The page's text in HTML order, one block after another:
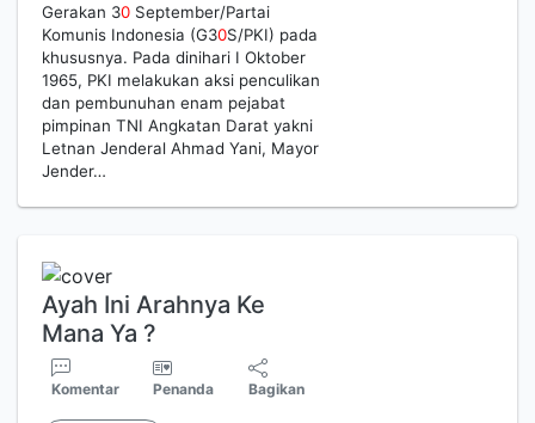
Gerakan 30 September/Partai
Komunis Indonesia (G30S/PKI) pada
khususnya. Pada dinihari I Oktober
1965, PKI melakukan aksi penculikan
dan pembunuhan enam pejabat
pimpinan TNI Angkatan Darat yakni
Letnan Jenderal Ahmad Yani, Mayor
Jender…
Ayah Ini Arahnya Ke
Mana Ya ?
Komentar Penanda Bagikan